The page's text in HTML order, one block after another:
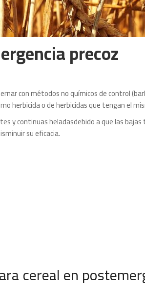
precoz
con métodos no químicos de control
herbicida o de herbicidas que tengan el
y continuas heladasdebido a que las
su eficacia.
cereal en